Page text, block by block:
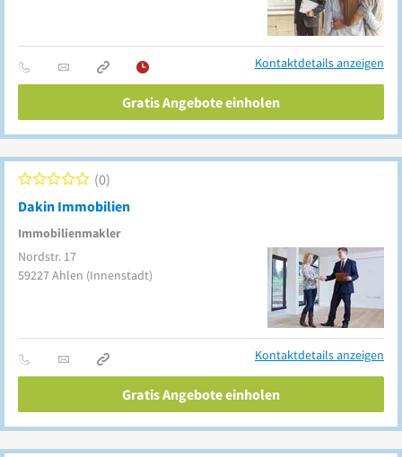
Kontaktdetails anzeigen
Gratis Angebote einholen
Dakin Immobilien
Immobilienmakler
0
Nordstr. 17
59227Ahlen (Innenstadt)
Kontaktdetails anzeigen
Gratis Angebote einholen